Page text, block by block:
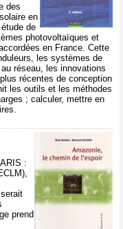
des
en
de
photovoltaïques et
en France. Cette
les systèmes de
réseau, les innovations
récentes de conception
les outils et les méthodes
; calculer, mettre en
:
prend